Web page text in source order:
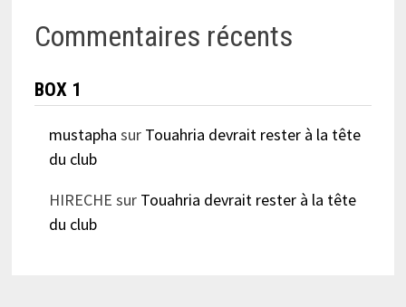
Commentaires récents
BOX 1
mustapha sur Touahria devrait rester à la tête
du club
HIRECHE sur Touahria devrait rester à la tête
du club